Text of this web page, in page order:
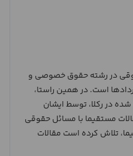
در رشته حقوق خصوصی و
است. در همین راستا،
در رکلا، توسط ایشان
مستقیما با مسائل حقوقی
تلاش کرده است مقالات